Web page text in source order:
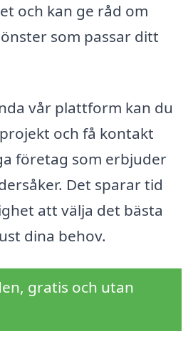
och kan ge råd om
som passar ditt
vår plattform kan du
och få kontakt
företag som erbjuder
Det sparar tid
att välja det bästa
dina behov.
gratis och utan